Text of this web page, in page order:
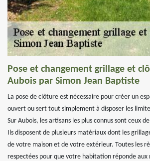
Pose et changement grillage et
Aubois par Simon Jean Baptiste
La pose de clôture est nécessaire pour créer un
ouvert ou sert tout simplement à disposer les
Sur Aubois, les artisans les plus connus sont ceux
Ils disposent de plusieurs matériaux dont les
de votre maison et de votre extérieur. Toutes les
respectées pour que votre habitation réponde aux